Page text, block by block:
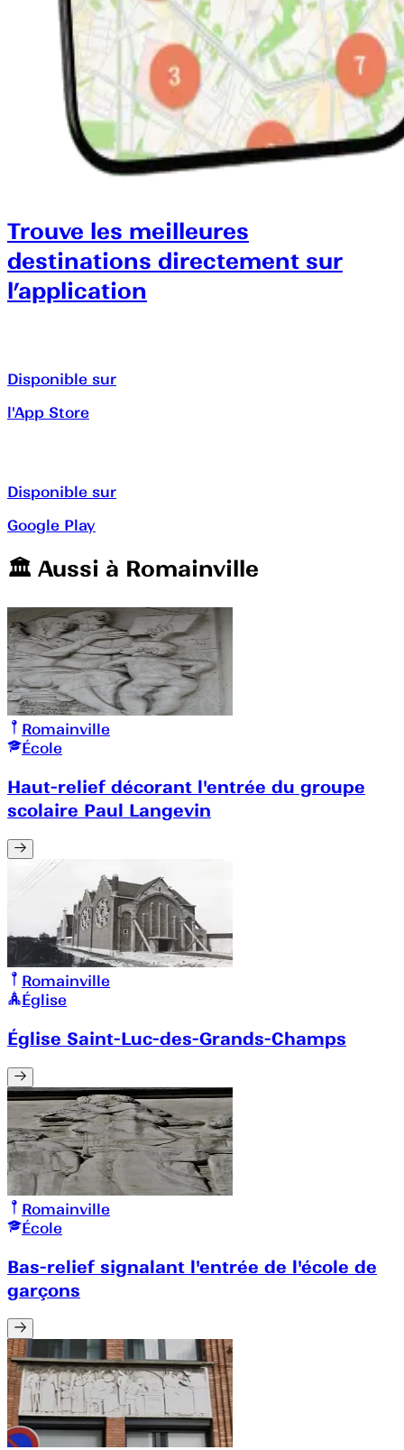
Trouve les meilleures
destinations directement sur
l’application
Disponible sur
l'App Store
Disponible sur
Google Play
🏛️️ Aussi à Romainville
Romainville
École
Haut-relief décorant l'entrée du groupe
scolaire Paul Langevin
Romainville
Église
Église Saint-Luc-des-Grands-Champs
Romainville
École
Bas-relief signalant l'entrée de l'école de
garçons